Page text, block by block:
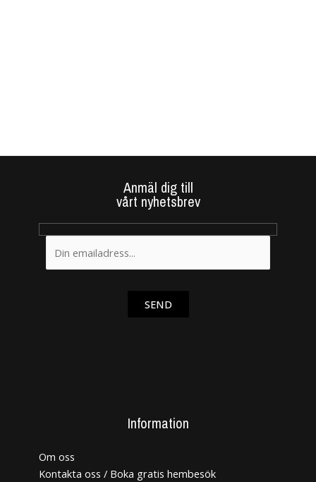
Anmäl dig till
vårt nyhetsbrev
SEND
Information
Om oss
Kontakta oss / Boka gratis hembesök